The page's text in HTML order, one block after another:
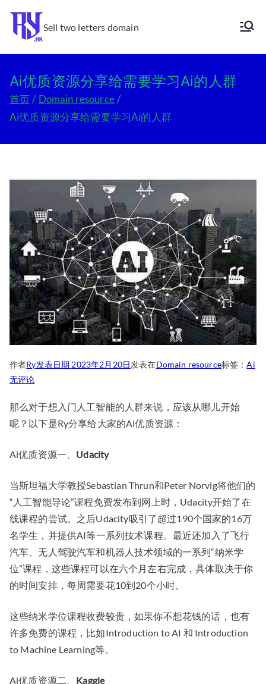
内
Ry.hk
Sell two letters domain
Ai优质资源分享给需要学习Ai的人群
首页
Domain resource
Ai优质资源分享给需要学习Ai的人群
作者Ry发表日期 2023年2月20日发表在Domain resource标签：Ai
Ai
质
资
分
给
需
要
习
Ai
的
人
无评论
那么对于想入门人工智能的人群来说，应该从哪儿开始
呢？以下是Ry分享给大家的Ai优质资源：
Ai优质资源一、 Udacity
当斯坦福大学教授Sebastian Thrun和Peter Norvig将他们的
“人工智能导论”课程免费发布到网上时，Udacity开始了在
线课程的尝试。之后Udacity吸引了超过190个国家的16万
名学生，并提供AI等一系列技术课程。最近还加入了飞行
汽车、无人驾驶汽车和机器人技术领域的一系列“纳米学
位”课程，这些课程可以在六个月左右完成，具体取决于你
的时间安排，每周需要花10到20个小时。
这些纳米学位课程收费较贵，如果你不想花钱的话，也有
许多免费的课程，比如Introduction to AI 和 Introduction
to Machine Learning等。
Ai优质资源二、 Kaggle